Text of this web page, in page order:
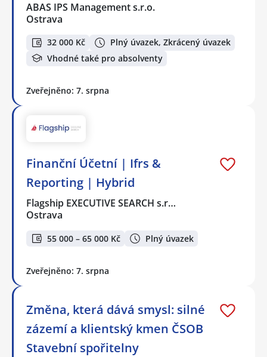
ABAS IPS Management s.r.o.
Ostrava
32 000 Kč
Plný úvazek, Zkrácený úvazek
Vhodné také pro absolventy
Zveřejněno: 7. srpna
Finanční Účetní | Ifrs &
Reporting | Hybrid
Flagship EXECUTIVE SEARCH s.r…
Ostrava
55 000 – 65 000 Kč Plný úvazek
Zveřejněno: 7. srpna
Změna, která dává smysl: silné
zázemí a klientský kmen ČSOB
Stavební spořitelny